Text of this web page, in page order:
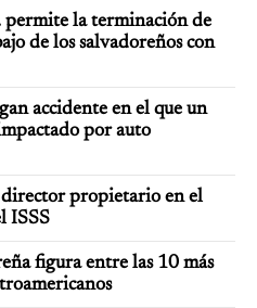
permite la terminación de
de los salvadoreños con
accidente en el que un
por auto
director propietario en el
ISSS
figura entre las 10 más